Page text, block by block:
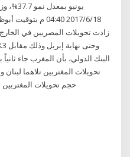
2017/6/18 04:40 م
البنك الدولي، بأن المغرب جاء
تحويلات المغتربين تلاهما
حجم تحويلات